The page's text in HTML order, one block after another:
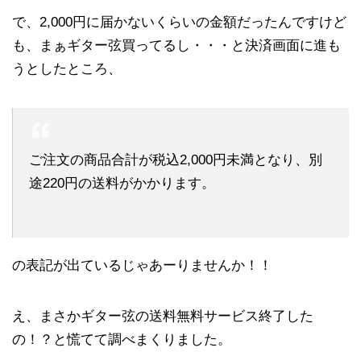
で、2,000円に届かないくらいの金額だったんですけど
も、まぁギター弦買ってるし・・・と決済画面に進も
うとしたところ、
ご注文の商品合計が税込2,000円未満となり、別
途220円の送料がかかります。
の表記が出ているじゃあーりませんか！！
え、まさかギター弦の送料無料サービス終了した
の！？と慌てて調べまくりました。